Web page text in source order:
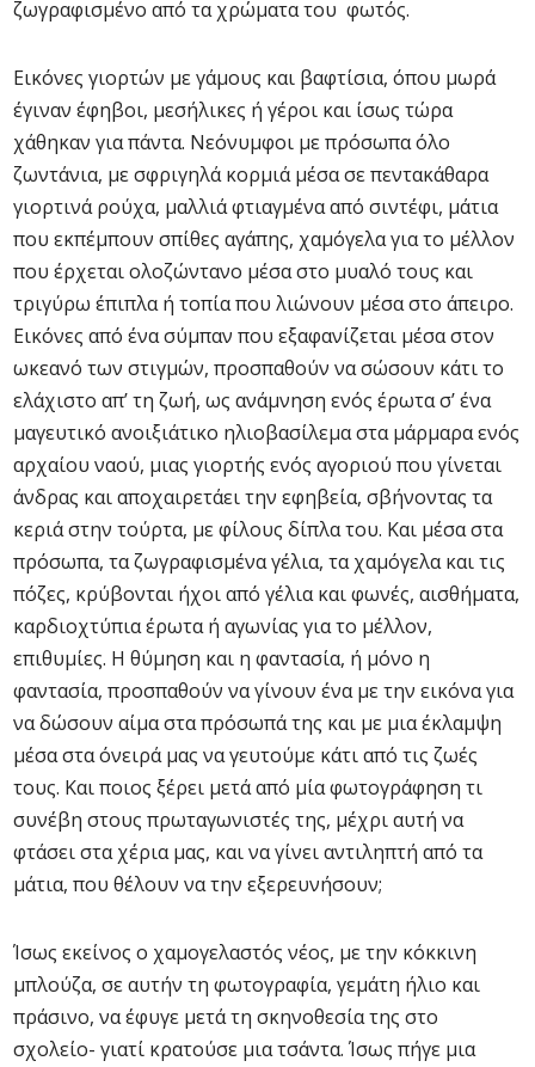
ζωγραφισμένο από τα χρώματα του φωτός.
Εικόνες γιορτών με γάμους και βαφτίσια, όπου μωρά
έγιναν έφηβοι, μεσήλικες ή γέροι και ίσως τώρα
χάθηκαν για πάντα. Νεόνυμφοι με πρόσωπα όλο
ζωντάνια, με σφριγηλά κορμιά μέσα σε πεντακάθαρα
γιορτινά ρούχα, μαλλιά φτιαγμένα από σιντέφι, μάτια
που εκπέμπουν σπίθες αγάπης, χαμόγελα για το μέλλον
που έρχεται ολοζώντανο μέσα στο μυαλό τους και
τριγύρω έπιπλα ή τοπία που λιώνουν μέσα στο άπειρο.
Εικόνες από ένα σύμπαν που εξαφανίζεται μέσα στον
ωκεανό των στιγμών, προσπαθούν να σώσουν κάτι το
ελάχιστο απ’ τη ζωή, ως ανάμνηση ενός έρωτα σ’ ένα
μαγευτικό ανοιξιάτικο ηλιοβασίλεμα στα μάρμαρα ενός
αρχαίου ναού, μιας γιορτής ενός αγοριού που γίνεται
άνδρας και αποχαιρετάει την εφηβεία, σβήνοντας τα
κεριά στην τούρτα, με φίλους δίπλα του. Και μέσα στα
πρόσωπα, τα ζωγραφισμένα γέλια, τα χαμόγελα και τις
πόζες, κρύβονται ήχοι από γέλια και φωνές, αισθήματα,
καρδιοχτύπια έρωτα ή αγωνίας για το μέλλον,
επιθυμίες. Η θύμηση και η φαντασία, ή μόνο η
φαντασία, προσπαθούν να γίνουν ένα με την εικόνα για
να δώσουν αίμα στα πρόσωπά της και με μια έκλαμψη
μέσα στα όνειρά μας να γευτούμε κάτι από τις ζωές
τους. Και ποιος ξέρει μετά από μία φωτογράφηση τι
συνέβη στους πρωταγωνιστές της, μέχρι αυτή να
φτάσει στα χέρια μας, και να γίνει αντιληπτή από τα
μάτια, που θέλουν να την εξερευνήσουν;
Ίσως εκείνος ο χαμογελαστός νέος, με την κόκκινη
μπλούζα, σε αυτήν τη φωτογραφία, γεμάτη ήλιο και
πράσινο, να έφυγε μετά τη σκηνοθεσία της στο
σχολείο- γιατί κρατούσε μια τσάντα. Ίσως πήγε μια